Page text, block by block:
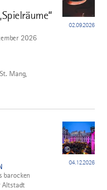
02.09.2026
2026
Mang,
04.12.2026
©
barocken
Altstadt